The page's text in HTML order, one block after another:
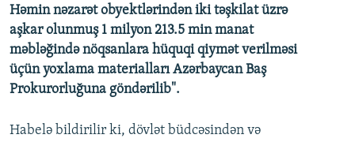
Həmin nəzarət obyektlərindən iki təşkilat üzrə
aşkar olunmuş 1 milyon 213.5 min manat
məbləğində nöqsanlara hüquqi qiymət verilməsi
üçün yoxlama materialları Azərbaycan Baş
Prokurorluğuna göndərilib".
Habelə bildirilir ki, dövlət büdcəsindən və